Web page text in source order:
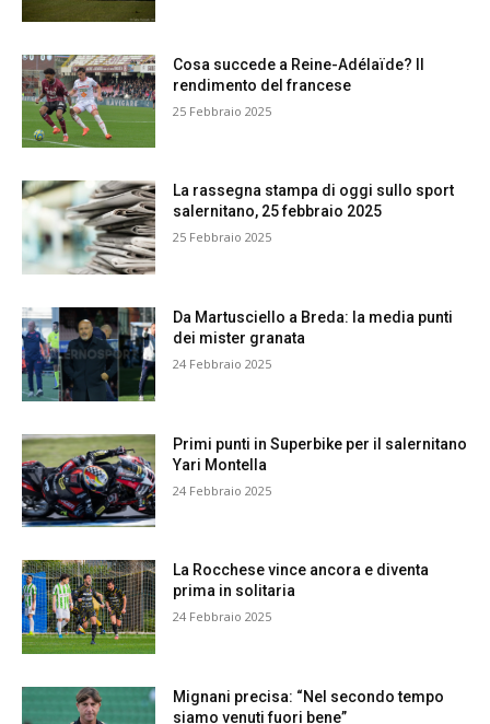
Cosa succede a Reine-Adélaïde? Il
rendimento del francese
25 Febbraio 2025
La rassegna stampa di oggi sullo sport
salernitano, 25 febbraio 2025
25 Febbraio 2025
Da Martusciello a Breda: la media punti
dei mister granata
24 Febbraio 2025
Primi punti in Superbike per il salernitano
Yari Montella
24 Febbraio 2025
La Rocchese vince ancora e diventa
prima in solitaria
24 Febbraio 2025
Mignani precisa: “Nel secondo tempo
siamo venuti fuori bene”